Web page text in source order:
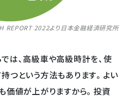
REPORT 2022より日本金融経済研究所
は、高級車や高級時計を、使
つという方法もあります。よい
価値が上がりますから。投資